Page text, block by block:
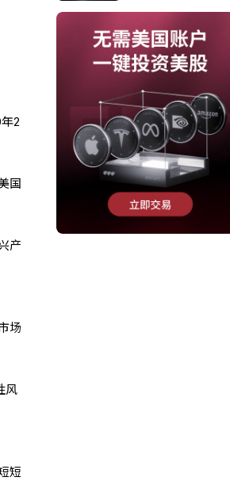
2
国
产
场
风
短